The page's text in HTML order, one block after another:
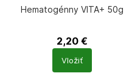
Hematogénny VITA+ 50g
2,20 €
Počet
produktů
Vložiť